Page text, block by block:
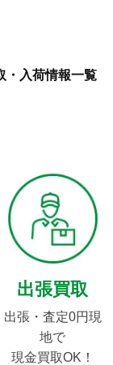
・入荷情報一覧
出張買取
出張・査定0円現
地で
現金買取OK！